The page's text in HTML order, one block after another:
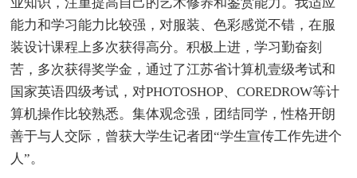
能力和学习能力比较强，对服装、色彩感觉不错，在服
装设计课程上多次获得高分。积极上进，学习勤奋刻
苦，多次获得奖学金，通过了江苏省计算机壹级考试和
国家英语四级考试，对PHOTOSHOP、COREDROW等计
算机操作比较熟悉。集体观念强，团结同学，性格开朗
善于与人交际，曾获大学生记者团“学生宣传工作先进个
人”。